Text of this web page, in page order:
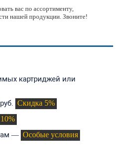
вас по ассортименту,
нашей продукции. Звоните!
картриджей или
Скидка 5%
— Особые условия